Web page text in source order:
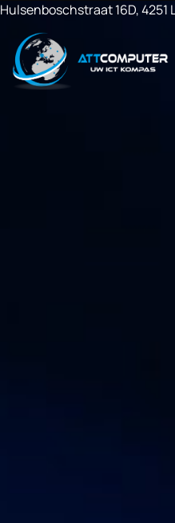
Hulsenboschstraat 16D, 4251